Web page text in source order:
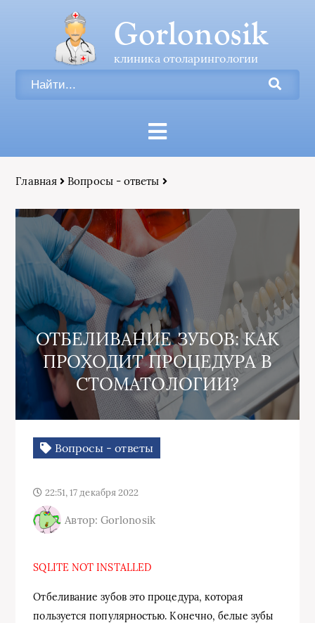
Gorlonosik
клиника отоларингологии
Главная Вопросы - ответы
ОТБЕЛИВАНИЕ ЗУБОВ: КАК
ПРОХОДИТ ПРОЦЕДУРА В
СТОМАТОЛОГИИ?
Вопросы - ответы
22:51, 17 декабря 2022
Автор: Gorlonosik
SQLITE NOT INSTALLED
Отбеливание зубов это процедура, которая
пользуется популярностью. Конечно, белые зубы